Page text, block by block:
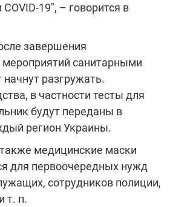
19", – говорится в
завершения
санитарными
разгружать.
в частности тесты для
будут переданы в
регион Украины.
медицинские маски
для первоочередных нужд
сотрудников полиции,
т. п.